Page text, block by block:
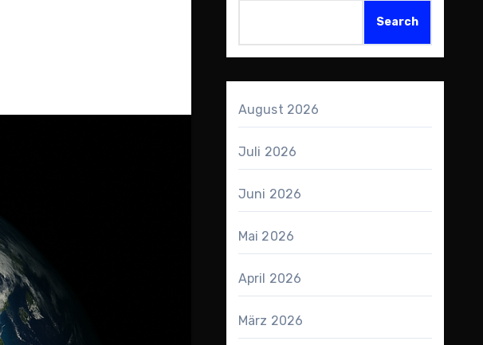
Search
August 2026
Juli 2026
Juni 2026
Mai 2026
April 2026
März 2026